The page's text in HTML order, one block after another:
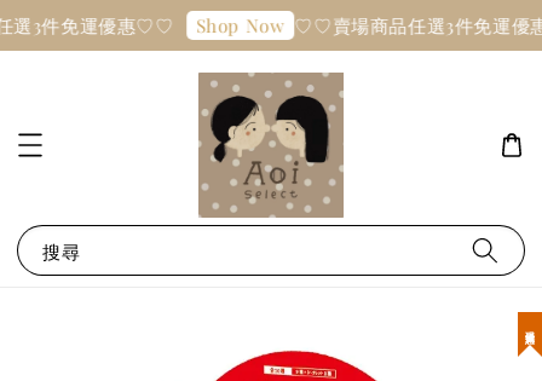
3件免運優惠♡♡ Shop Now ♡♡賣場商品任選3件免運
搜尋